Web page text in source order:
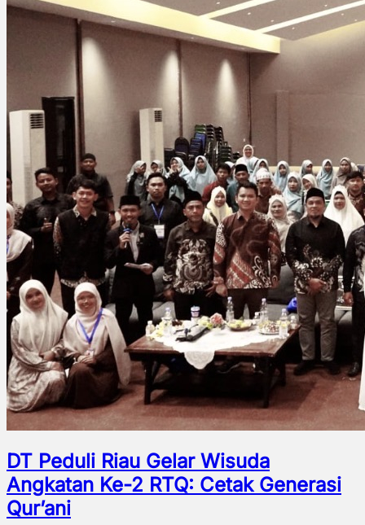
DT Peduli Riau Gelar Wisuda
Angkatan Ke-2 RTQ: Cetak Generasi
Qur’ani